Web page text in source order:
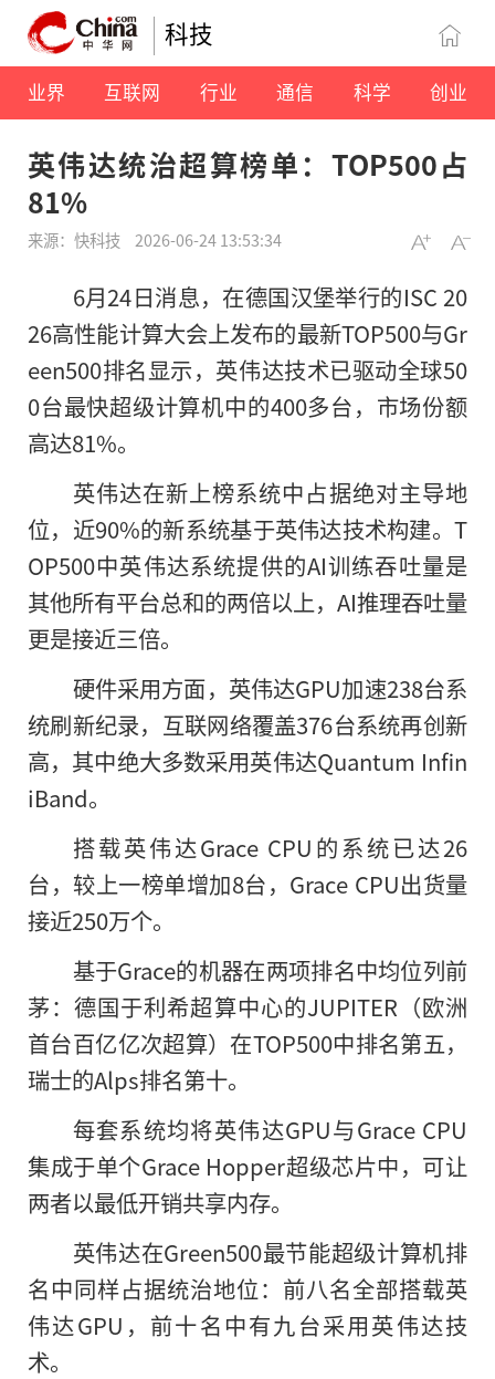
科技
业界 互联网 行业 通信 科学 创业
英伟达统治超算榜单：TOP500占
81%
来源：快科技 2026-06-24 13:53:34
6月24日消息，在德国汉堡举行的ISC 20
26高性能计算大会上发布的最新TOP500与Gr
een500排名显示，英伟达技术已驱动全球50
0台最快超级计算机中的400多台，市场份额
高达81%。
英伟达在新上榜系统中占据绝对主导地
位，近90%的新系统基于英伟达技术构建。T
OP500中英伟达系统提供的AI训练吞吐量是
其他所有平台总和的两倍以上，AI推理吞吐量
更是接近三倍。
硬件采用方面，英伟达GPU加速238台系
统刷新纪录，互联网络覆盖376台系统再创新
高，其中绝大多数采用英伟达Quantum Infin
iBand。
搭载英伟达Grace CPU的系统已达26
台，较上一榜单增加8台，Grace CPU出货量
接近250万个。
基于Grace的机器在两项排名中均位列前
茅：德国于利希超算中心的JUPITER（欧洲
首台百亿亿次超算）在TOP500中排名第五，
瑞士的Alps排名第十。
每套系统均将英伟达GPU与Grace CPU
集成于单个Grace Hopper超级芯片中，可让
两者以最低开销共享内存。
英伟达在Green500最节能超级计算机排
名中同样占据统治地位：前八名全部搭载英
伟达GPU，前十名中有九台采用英伟达技
术。